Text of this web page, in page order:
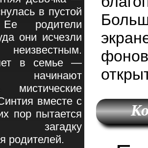
в пустой
Ее родители
они исчезли
в семье —
мистические
вместе с
пор пытается
загадку
родителей.